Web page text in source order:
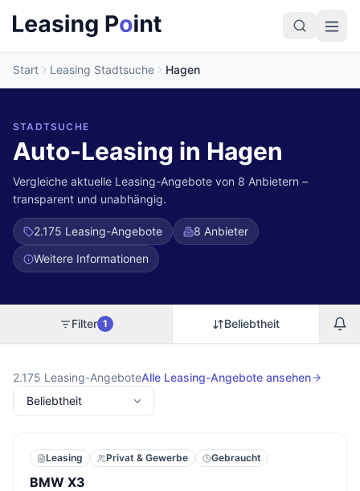
Start Leasing Stadtsuche Hagen
STADTSUCHE
Auto-Leasing in Hagen
Vergleiche aktuelle Leasing-Angebote von 8 Anbietern –
transparent und unabhängig.
2.175 Leasing-Angebote
8 Anbieter
Weitere Informationen
Filter 1 Beliebtheit
2.175 Leasing-AngeboteAlle Leasing-Angebote ansehen
Leasing Privat & Gewerbe Gebraucht
BMW X3